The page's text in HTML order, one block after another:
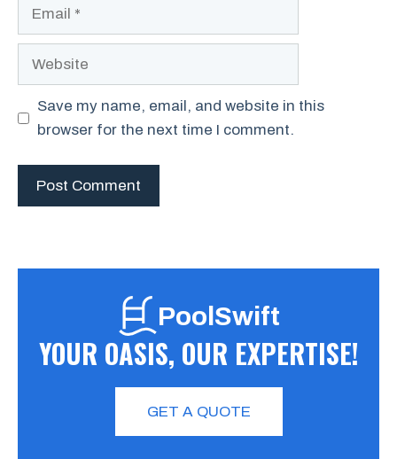
Website
Save my name, email, and website in this
browser for the next time I comment.
PoolSwift
YOUR OASIS, OUR EXPERTISE!
GET A QUOTE